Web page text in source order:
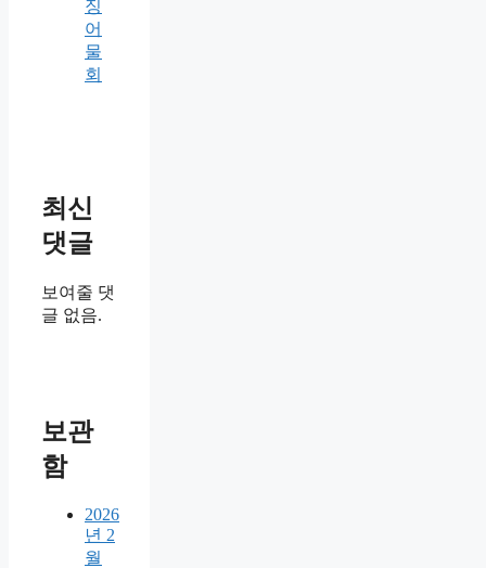
징
어
물
회
최신
댓글
보여줄 댓
글 없음.
보관
함
2026
년 2
월